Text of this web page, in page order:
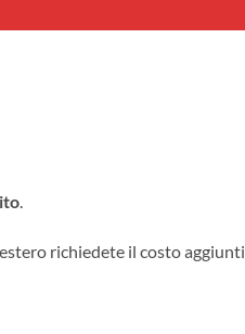
.
richiedete il costo